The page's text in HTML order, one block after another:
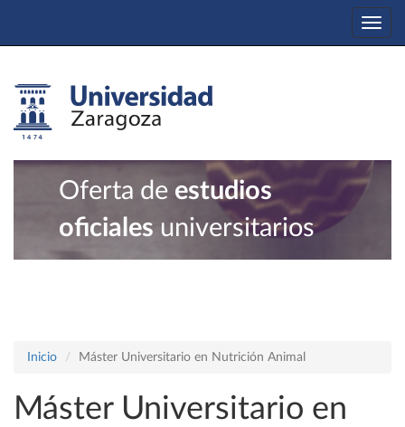
Oferta de estudios
oficiales universitarios
Inicio Máster Universitario en Nutrición Animal
Máster Universitario en